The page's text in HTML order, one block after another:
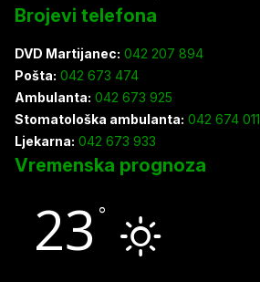
Brojevi telefona
DVD Martijanec: 042 207 894
Pošta: 042 673 474
Ambulanta: 042 673 925
Stomatološka ambulanta: 042 674 011
Ljekarna: 042 673 933
Vremenska prognoza
23 °